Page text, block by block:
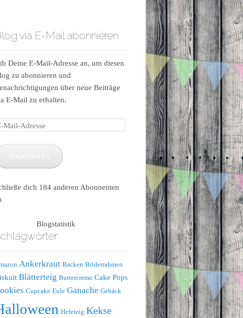
via E-Mail abonnieren
Deine E-Mail-Adresse an, um diesen
zu abonnieren und
über neue Beiträge
E-Mail zu erhalten.
dich 184 anderen Abonnenten
Blogstatistik
Ankerkraut Backen Bilderrahmen
Blätterteig Buttercreme Cake Pops
Cupcake Eule Ganache Gebäck
Hefeteig Kekse